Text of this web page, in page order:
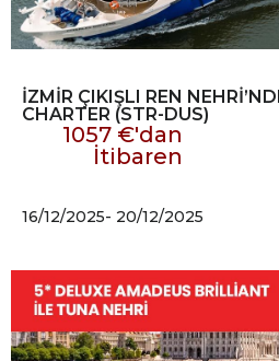
İZMİR ÇIKIŞLI REN
CHARTER (STR-DUS)
1057 €'dan
İtibaren
16/12/2025- 20/12/2025